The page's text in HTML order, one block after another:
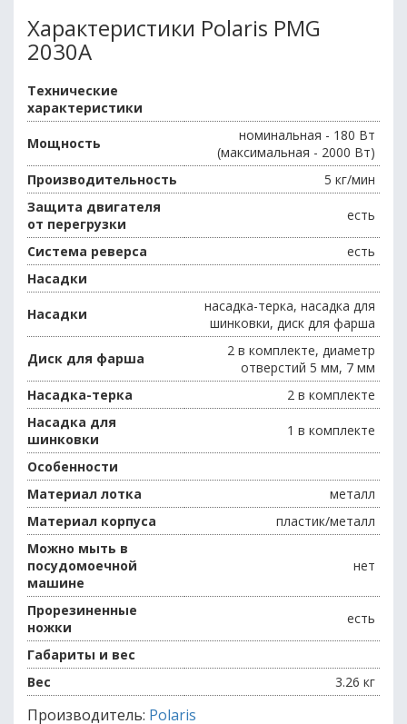
Характеристики Polaris PMG
2030A
Технические
характеристики
Мощность
номинальная - 180 Вт
(максимальная - 2000 Вт)
Производительность
5 кг/мин
Защита двигателя
от перегрузки
есть
Система реверса
есть
Насадки
Насадки
насадка-терка, насадка для
шинковки, диск для фарша
Диск для фарша
2 в комплекте, диаметр
отверстий 5 мм, 7 мм
Насадка-терка
2 в комплекте
Насадка для
шинковки
1 в комплекте
Особенности
Материал лотка
металл
Материал корпуса
пластик/металл
Можно мыть в
посудомоечной
машине
нет
Прорезиненные
ножки
есть
Габариты и вес
Вес
3.26 кг
Производитель: Polaris